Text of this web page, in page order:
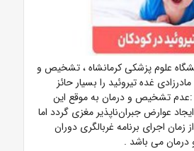
علوم پزشکی کرمانشاه ، تشخیص و
غده تیروئید را بسیار حائز
تشخیص و درمان به موقع این
عوارض جبران‌ناپذیر مغزی گردد اما
زمان اجرای برنامه غربالگری دوران
درمان می باشد .